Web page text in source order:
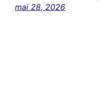
mai 28, 2026